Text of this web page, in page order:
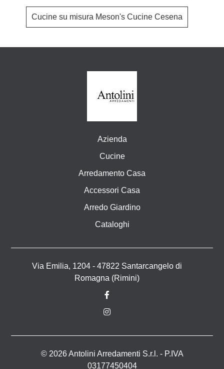
Cucine su misura Meson's Cucine Cesena
Azienda
Cucine
Arredamento Casa
Accessori Casa
Arredo Giardino
Cataloghi
Via Emilia, 1204 - 47822 Santarcangelo di
Romagna (Rimini)
© 2026 Antolini Arredamenti S.r.l. - P.IVA
03177450404